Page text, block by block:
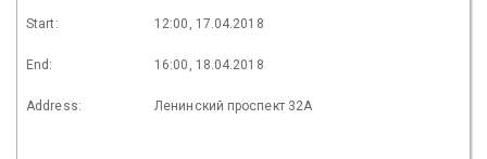
Start: 12:00, 17.04.2018
End: 16:00, 18.04.2018
Address: Ленинский проспект 32А